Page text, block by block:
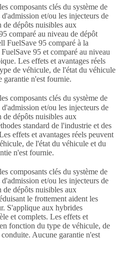
composants clés du système de
et/ou les injecteurs de
dépôts nuisibles aux
comparé au niveau de dépôt
FuelSave 95 comparé à la
95 et comparé au niveau
Les effets et avantages réels
de véhicule, de l'état du véhicule
garantie n'est fournie.
composants clés du système de
et/ou les injecteurs de
dépôts nuisibles aux
standard de l'industrie et des
effets et avantages réels peuvent
de l'état du véhicule et du
n'est fournie.
composants clés du système de
et/ou les injecteurs de
dépôts nuisibles aux
le frottement aident les
S'applique aux hybrides
et complets. Les effets et
fonction du type de véhicule, de
Aucune garantie n'est